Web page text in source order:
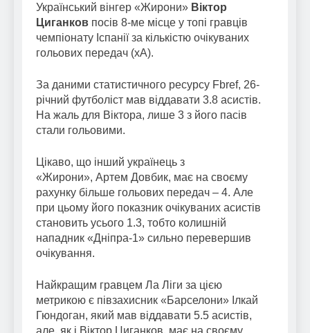
Український вінгер «Жирони» Віктор
Циганков посів 8-ме місце у топі гравців
чемпіонату Іспанії за кількістю очікуваних
гольових передач (xA).
За даними статистичного ресурсу Fbref, 26-
річний футболіст мав віддавати 3.8 асистів.
На жаль для Віктора, лише 3 з його пасів
стали гольовими.
Цікаво, що інший українець з
«Жирони», Артем Довбик, має на своєму
рахунку більше гольових передач – 4. Але
при цьому його показник очікуваних асистів
становить усього 1.3, тобто колишній
нападник «Дніпра-1» сильно перевершив
очікування.
Найкращим гравцем Ла Ліги за цією
метрикою є півзахисник «Барселони» Ілкай
Гюндоган, який мав віддавати 5.5 асистів,
але, як і Віктор Циганков, має на своєму